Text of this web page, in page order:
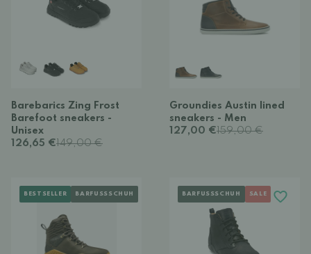
Barebarics Zing Frost
Barefoot sneakers -
Unisex
126,65 €149,00 €
Groundies Austin lined
sneakers - Men
127,00 €159,00 €
BESTSELLER BARFUSSSCHUH BARFUSSSCHUH SALE